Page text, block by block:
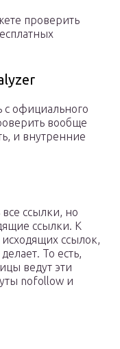
проверить
с официального
вообще
и внутренние
ссылки, но
ссылки. К
ссылок,
То есть,
ведут эти
nofollow и